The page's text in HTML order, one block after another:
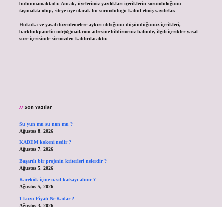
bulunmamaktadır. Ancak, üyelerimiz yazdıkları içeriklerin sorumluluğunu
taşımakta olup, siteye üye olarak bu sorumluluğu kabul etmiş sayılırlar.
Hukuka ve yasal düzenlemelere aykırı olduğunu düşündüğünüz içerikleri,
backlinkpanelicomtr@gmail.comadresine bildirmeniz halinde, ilgili içerikler yasal
süre içerisinde sitemizden kaldırılacaktır.
Son Yazılar
Su yun mu su nun mu ?
Ağustos 8, 2026
KADEM kokeni nedir ?
Ağustos 7, 2026
Başarılı bir projenin kriterleri nelerdir ?
Ağustos 5, 2026
Karekök içine nasıl katsayı alınır ?
Ağustos 5, 2026
1 kuzu Fiyatı Ne Kadar ?
Ağustos 3, 2026